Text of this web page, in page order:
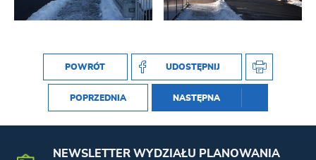
POWRÓT UDOSTĘPNIJ
POPRZEDNIA NASTĘPNA
NEWSLETTER WYDZIAŁU PLANOWANIA